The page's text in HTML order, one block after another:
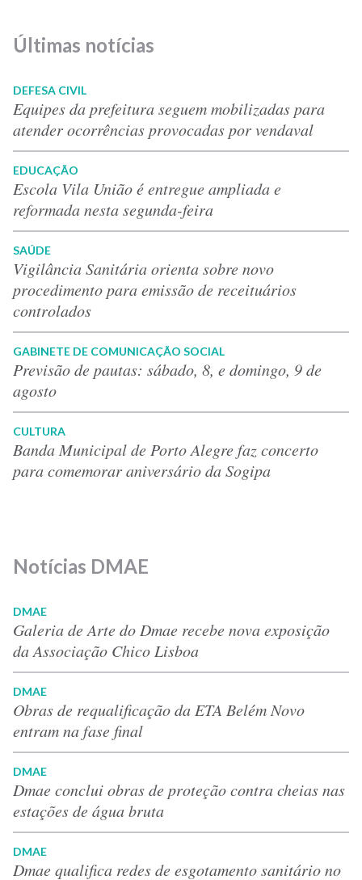
Últimas notícias
DEFESA CIVIL
Equipes da prefeitura seguem mobilizadas para
atender ocorrências provocadas por vendaval
EDUCAÇÃO
Escola Vila União é entregue ampliada e
reformada nesta segunda-feira
SAÚDE
Vigilância Sanitária orienta sobre novo
procedimento para emissão de receituários
controlados
GABINETE DE COMUNICAÇÃO SOCIAL
Previsão de pautas: sábado, 8, e domingo, 9 de
agosto
CULTURA
Banda Municipal de Porto Alegre faz concerto
para comemorar aniversário da Sogipa
Notícias DMAE
DMAE
Galeria de Arte do Dmae recebe nova exposição
da Associação Chico Lisboa
DMAE
Obras de requalificação da ETA Belém Novo
entram na fase final
DMAE
Dmae conclui obras de proteção contra cheias nas
estações de água bruta
DMAE
Dmae qualifica redes de esgotamento sanitário no